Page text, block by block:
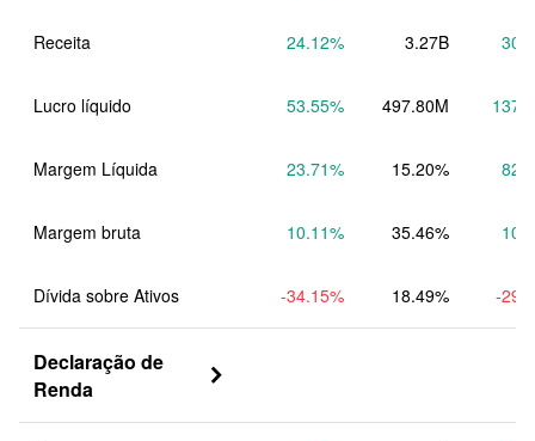
Receita 24.12% 3.27B
Lucro líquido 53.55% 497.80M
Margem Líquida 23.71% 15.20%
Margem bruta 10.11% 35.46%
Dívida sobre Ativos -34.15% 18.49% -
Declaração de
Renda
